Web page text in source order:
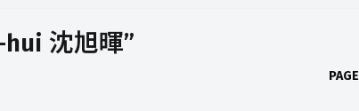
hui 沈旭暉”
PAGE